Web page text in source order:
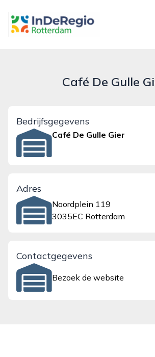
inderegiorotterdam.nl
Café De Gulle
Bedrijfsgegevens
Café De Gulle Gier
Adres
Noordplein 119
3035EC Rotterdam
Contactgegevens
Bezoek de website